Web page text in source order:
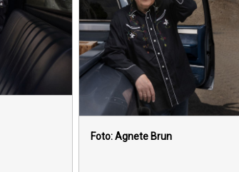
Foto: Agnete Brun